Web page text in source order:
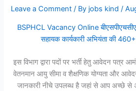
Leave a Comment / By jobs kind/
BSPHCL Vacancy Online
सहायक कार्यकारी अभियंता की 460+
इस विभाग द्वारा पदों पर भर्ती हेतु आवेदन पत्र
वेतनमान आयु सीमा व शैक्षणिक योग्यता और
जानकारी नीचे उपलब्ध है जहां से आप अच्छे से